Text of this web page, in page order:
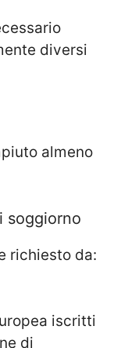
diversi
almeno
soggiorno
richiesto da:
iscritti
di